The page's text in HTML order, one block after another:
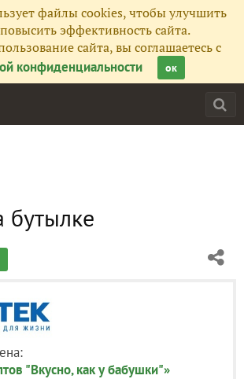
файлы cookies, чтобы улучшить
эффективность сайта.
сайта, вы соглашаетесь с
конфиденциальности
ок
бутылке
"Вкусно, как у бабушки"»